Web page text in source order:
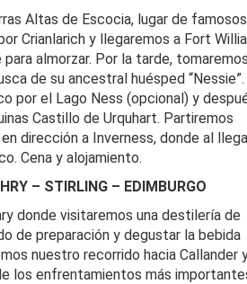
Altas de Escocia, lugar de famosos
Crianlarich y llegaremos a Fort
almorzar. Por la tarde,
de su ancestral huésped “Nessie”.
por el Lago Ness (opcional) y
Castillo de Urquhart. Partiremos
dirección a Inverness, donde al
Cena y alojamiento.
– STIRLING – EDIMBURGO
donde visitaremos una destilería de
de preparación y degustar la bebida
nuestro recorrido hacia Callander
los enfrentamientos más